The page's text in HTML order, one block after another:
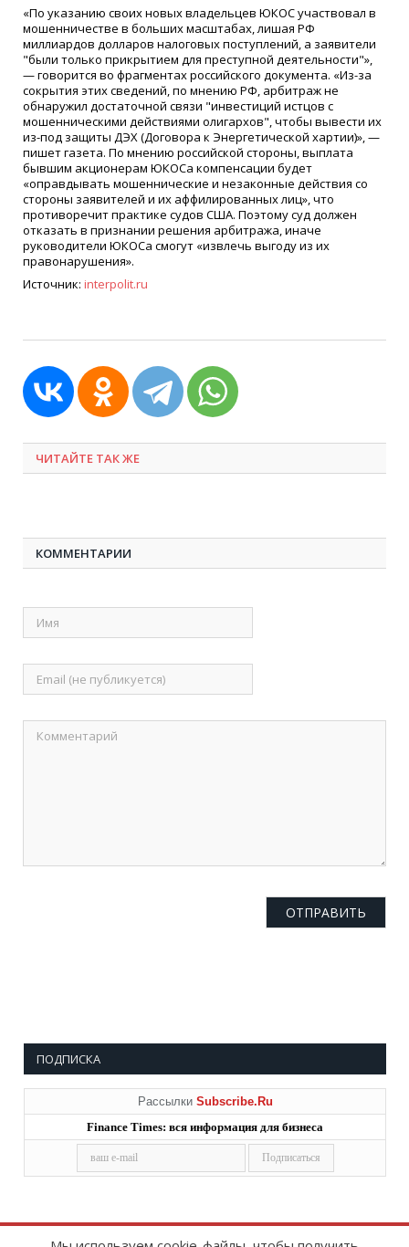
«По указанию своих новых владельцев ЮКОС участвовал в
мошенничестве в больших масштабах, лишая РФ
миллиардов долларов налоговых поступлений, а заявители
"были только прикрытием для преступной деятельности"»,
— говорится во фрагментах российского документа. «Из-за
сокрытия этих сведений, по мнению РФ, арбитраж не
обнаружил достаточной связи "инвестиций истцов с
мошенническими действиями олигархов", чтобы вывести их
из-под защиты ДЭХ (Договора к Энергетической хартии)», —
пишет газета. По мнению российской стороны, выплата
бывшим акционерам ЮКОСа компенсации будет
«оправдывать мошеннические и незаконные действия со
стороны заявителей и их аффилированных лиц», что
противоречит практике судов США. Поэтому суд должен
отказать в признании решения арбитража, иначе
руководители ЮКОСа смогут «извлечь выгоду из их
правонарушения».
Источник: interpolit.ru
ЧИТАЙТЕ ТАК ЖЕ
КОММЕНТАРИИ
ПОДПИСКА
Рассылки Subscribe.Ru
Finance Times: вся информация для бизнеса